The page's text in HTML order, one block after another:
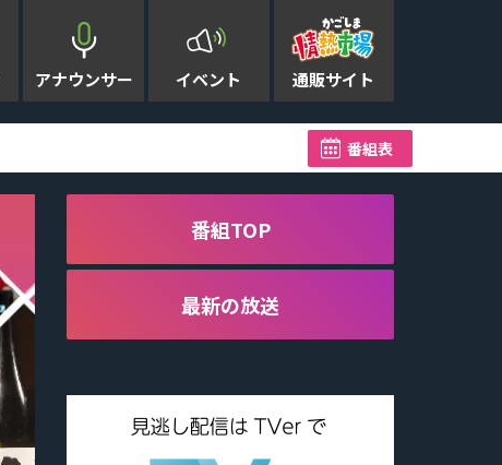
アナウンサー イベント 通販サイト
台風13号 奄美地方
番組表
番組TOP
最新の放送